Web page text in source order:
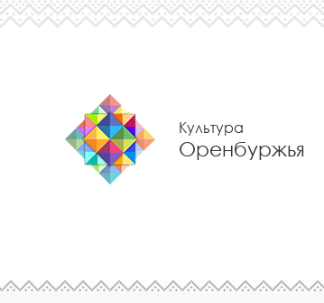
Культура
Оренбуржья